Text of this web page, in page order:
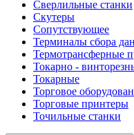
Сверлильные станки
Скутеры
Сопутствующее
Терминалы сбора
Термотрансферные
Токарно -
Токарные
Торговое
Торговые принтеры
Точильные станки